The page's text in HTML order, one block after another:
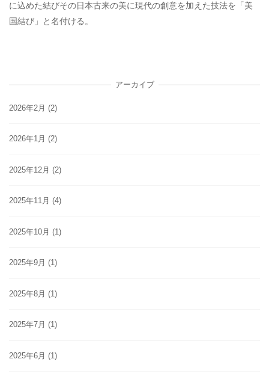
に込めた結びその日本古来の美に現代の創意を加えた技法を「美
国結び」と名付ける。
アーカイブ
2026年2月 (2)
2026年1月 (2)
2025年12月 (2)
2025年11月 (4)
2025年10月 (1)
2025年9月 (1)
2025年8月 (1)
2025年7月 (1)
2025年6月 (1)